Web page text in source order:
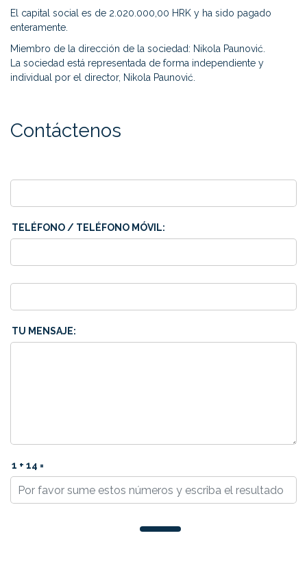
El capital social es de 2.020.000,00 HRK y ha sido pagado
enteramente.
Miembro de la dirección de la sociedad: Nikola Paunović.
La sociedad está representada de forma independiente y
individual por el director, Nikola Paunović.
Contáctenos
TELÉFONO / TELÉFONO MÓVIL:
TU MENSAJE:
1 + 14 =